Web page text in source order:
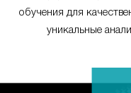
обучения для
уникальные